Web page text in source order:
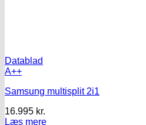
Datablad
A++
Samsung multisplit 2i1
16.995 kr.
Læs mere